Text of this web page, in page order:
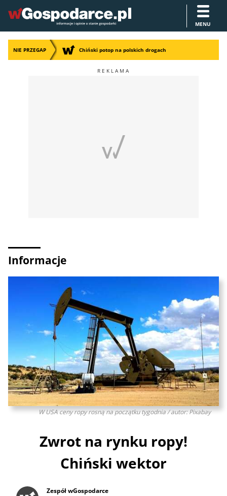
MENU
NIE PRZEGAP Chiński potop na polskich drogach
Informacje
W USA ceny ropy rosną na początku tygodnia / autor: Pixabay
Zwrot na rynku ropy!
Chiński wektor
Zespół wGospodarce